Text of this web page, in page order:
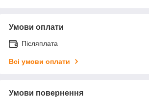
Умови оплати
Післяплата
Всі умови оплати
Умови повернення